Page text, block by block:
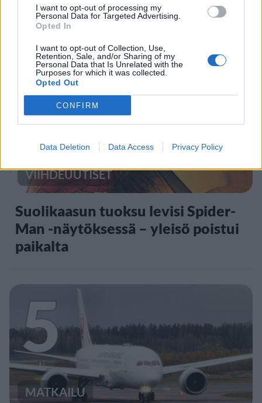
I want to opt-out of processing my
Personal Data for Targeted Advertising.
Opted In
I want to opt-out of Collection, Use,
Retention, Sale, and/or Sharing of my
Personal Data that Is Unrelated with the
Purposes for which it was collected.
Opted Out
CONFIRM
Data Deletion Data Access Privacy Policy
Kela voi leikata tukia
ulkomaanmatkan vuoksi
4
VIIHDEUUTISET
Suolikaasun tuoksu levisi Spider-
Man -näytöksessä – yleisö poistui
paikalta
5
MATKAILU